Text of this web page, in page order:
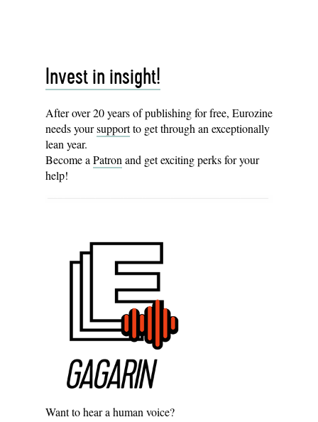
Invest in insight!
After over 20 years of publishing for free, Eurozine
needs yoursupportto get through an exceptionally
lean year.
Become aPatronand get exciting perks for your
help!
Want to hear a human voice?